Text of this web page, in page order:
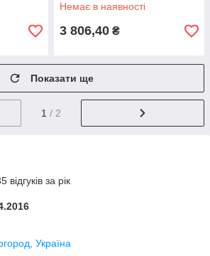
Немає в наявності
3 806,40 ₴
Показати ще
1 / 2
за рік
Україна